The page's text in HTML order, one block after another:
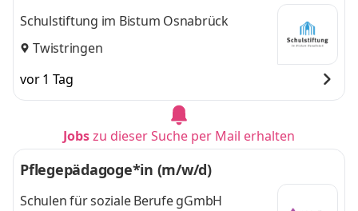
Schulstiftung im Bistum Osnabrück
Twistringen
vor 1 Tag
Jobszu dieser Suche per Mail erhalten
Pflegepädagoge*in (m/w/d)
Schulen für soziale Berufe gGmbH